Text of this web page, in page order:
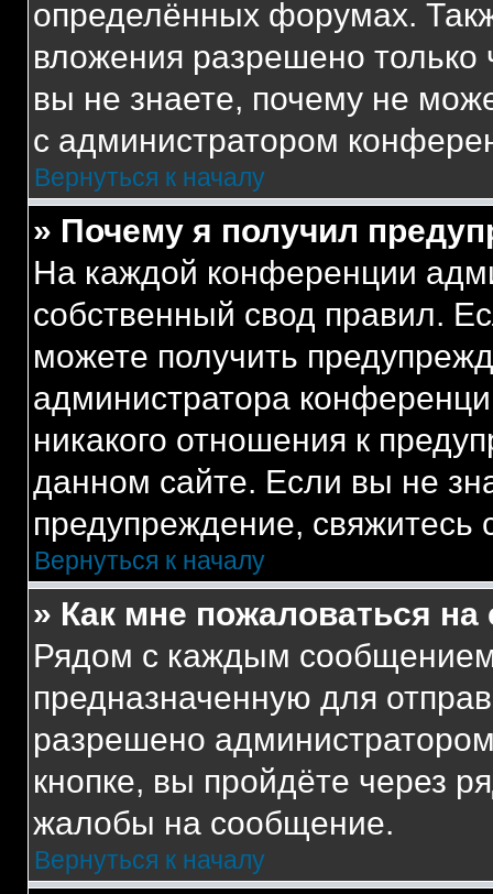
определённых форумах.
вложения разрешено
вы не знаете, почему не
с администратором
Вернуться к началу
» Почему я получил
На каждой конференции
собственный свод правил.
можете получить
администратора
никакого отношения к
данном сайте. Если вы не
предупреждение,
Вернуться к началу
» Как мне пожаловаться
Рядом с каждым сообщением
предназначенную для
разрешено
кнопке, вы пройдёте через
жалобы на сообщение.
Вернуться к началу